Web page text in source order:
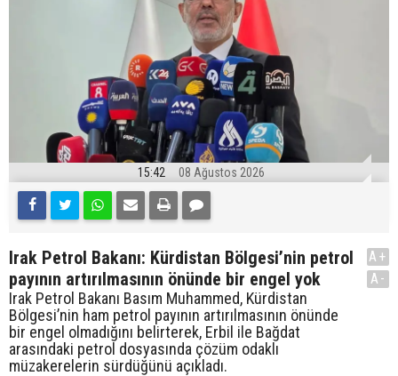
15:42 08 Ağustos 2026
Irak Petrol Bakanı: Kürdistan Bölgesi’nin petrol
payının artırılmasının önünde bir engel yok
Irak Petrol Bakanı Basım Muhammed, Kürdistan
Bölgesi’nin ham petrol payının artırılmasının önünde
bir engel olmadığını belirterek, Erbil ile Bağdat
arasındaki petrol dosyasında çözüm odaklı
müzakerelerin sürdüğünü açıkladı.
A+
A-